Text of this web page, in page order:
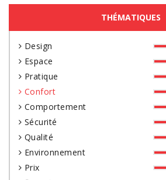
THÉMATIQUES
Design
Espace
Pratique
Confort
Comportement
Sécurité
Qualité
Environnement
Prix